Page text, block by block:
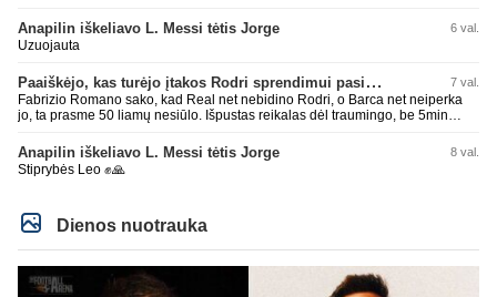
Super
Anapilin iškeliavo L. Messi tėtis Jorge 6 val.
Uzuojauta
Paaiškėjo, kas turėjo įtakos Rodri sprendimui pasirinkti Barselonos pusę 7 val.
Fabrizio Romano sako, kad Real net nebidino Rodri, o Barca net neiperka
jo, ta prasme 50 liamų nesiūlo. Išpustas reikalas dėl traumingo, be 5min
Anapilin iškeliavo L. Messi tėtis Jorge 8 val.
Stiprybės Leo ✊🙏
Dienos nuotrauka